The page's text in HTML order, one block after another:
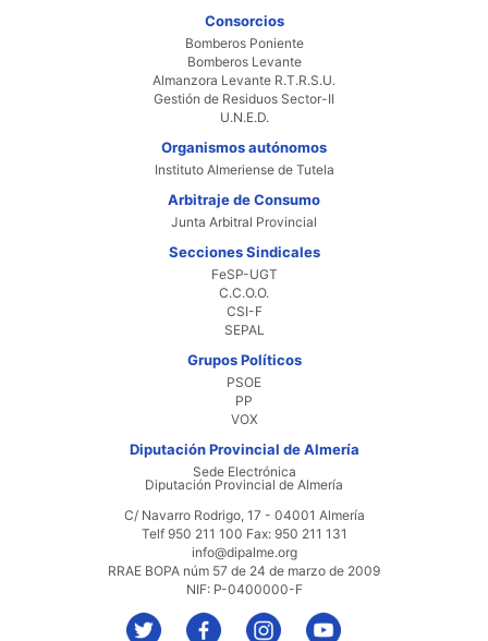
Consorcios
Bomberos Poniente
Bomberos Levante
Almanzora Levante R.T.R.S.U.
Gestión de Residuos Sector-II
U.N.E.D.
Organismos autónomos
Instituto Almeriense de Tutela
Arbitraje de Consumo
Junta Arbitral Provincial
Secciones Sindicales
FeSP-UGT
C.C.O.O.
CSI-F
SEPAL
Grupos Políticos
PSOE
PP
VOX
Diputación Provincial de Almería
Sede Electrónica
Diputación Provincial de Almería
C/ Navarro Rodrigo, 17 - 04001 Almería
Telf 950 211 100 Fax: 950 211 131
info@dipalme.org
RRAE BOPA núm 57 de 24 de marzo de 2009
NIF: P-0400000-F